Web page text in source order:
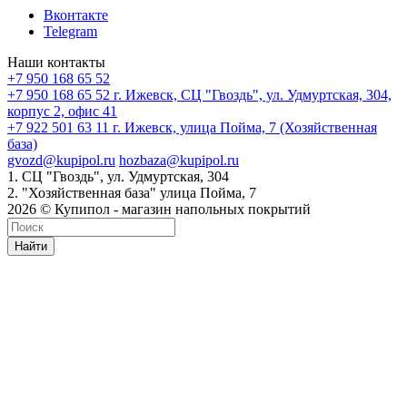
Вконтакте
Telegram
Наши контакты
+7 950 168 65 52
+7 950 168 65 52 г. Ижевск, СЦ "Гвоздь", ул. Удмуртская, 304,
корпус 2, офис 41
+7 922 501 63 11 г. Ижевск, улица Пойма, 7 (Хозяйственная
база)
gvozd@kupipol.ru hozbaza@kupipol.ru
1. СЦ "Гвоздь", ул. Удмуртская, 304
2. "Хозяйственная база" улица Пойма, 7
2026 © Купипол - магазин напольных покрытий
Найти